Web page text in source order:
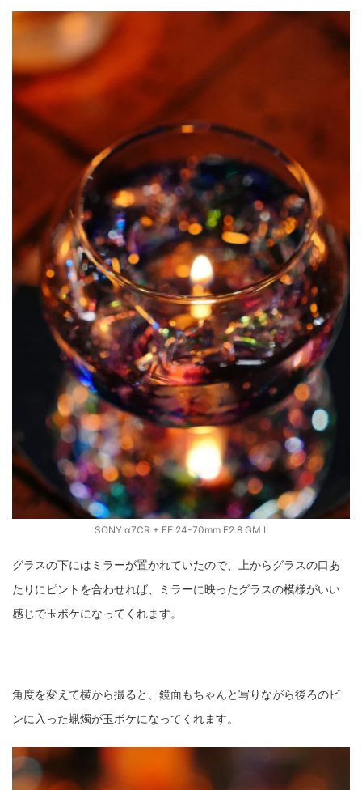
SONY α7CR + FE 24-70mm F2.8 GM II
グラスの下にはミラーが置かれていたので、上からグラスの口あ
たりにピントを合わせれば、ミラーに映ったグラスの模様がいい
感じで玉ボケになってくれます。
角度を変えて横から撮ると、鏡面もちゃんと写りながら後ろのビ
ンに入った蝋燭が玉ボケになってくれます。